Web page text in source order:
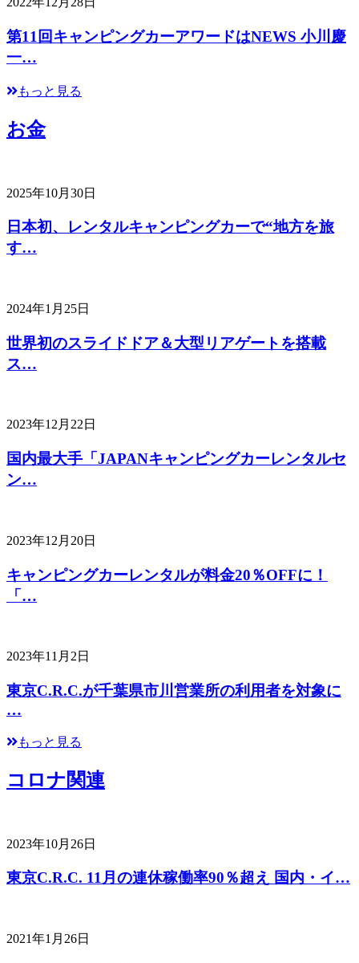
第11回キャンピングカーアワードはNEWS 小川慶
一…
もっと見る
お金
2025年10月30日
日本初、レンタルキャンピングカーで“地方を旅
す…
2024年1月25日
世界初のスライドドア＆大型リアゲートを搭載
ス…
2023年12月22日
国内最大手「JAPANキャンピングカーレンタルセ
ン…
2023年12月20日
キャンピングカーレンタルが料金20％OFFに！
「…
2023年11月2日
東京C.R.C.が千葉県市川営業所の利用者を対象に
…
もっと見る
コロナ関連
2023年10月26日
東京C.R.C. 11月の連休稼働率90％超え 国内・イ…
2021年1月26日